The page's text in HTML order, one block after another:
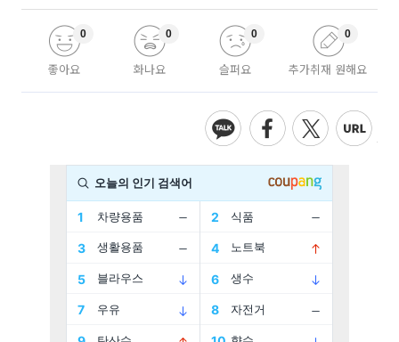
좋아요
0
화나요
0
슬퍼요
0
추가취재 원해요
0